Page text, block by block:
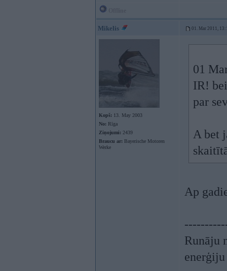
Mikelis 01. Mar 2011,
Kopš: 13. May 2003
No: Rīga
Ziņojumi: 2439
Braucu ar: Bayerische Motoren
Werke
01
IR!
par
A bet
Ap
Runāju